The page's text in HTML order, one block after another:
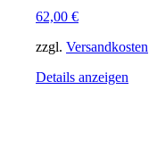
62,00 €
zzgl. Versandkosten
Details anzeigen